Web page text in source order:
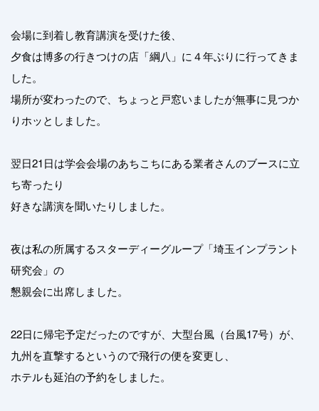
会場に到着し教育講演を受けた後、
夕食は博多の行きつけの店「綱八」に４年ぶりに行ってきま
した。
場所が変わったので、ちょっと戸窓いましたが無事に見つか
りホッとしました。
翌日21日は学会会場のあちこちにある業者さんのブースに立
ち寄ったり
好きな講演を聞いたりしました。
夜は私の所属するスターディーグループ「埼玉インプラント
研究会」の
懇親会に出席しました。
22日に帰宅予定だったのですが、大型台風（台風17号）が、
九州を直撃するというので飛行の便を変更し、
ホテルも延泊の予約をしました。